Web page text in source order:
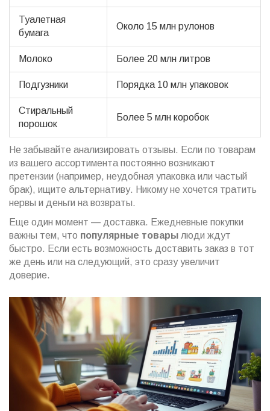
Туалетная
бумага
Около 15 млн рулонов
Молоко Более 20 млн литров
Подгузники Порядка 10 млн упаковок
Стиральный
порошок
Более 5 млн коробок
Не забывайте анализировать отзывы. Если по товарам
из вашего ассортимента постоянно возникают
претензии (например, неудобная упаковка или частый
брак), ищите альтернативу. Никому не хочется тратить
нервы и деньги на возвраты.
Еще один момент — доставка. Ежедневные покупки
важны тем, что популярные товары люди ждут
быстро. Если есть возможность доставить заказ в тот
же день или на следующий, это сразу увеличит
доверие.